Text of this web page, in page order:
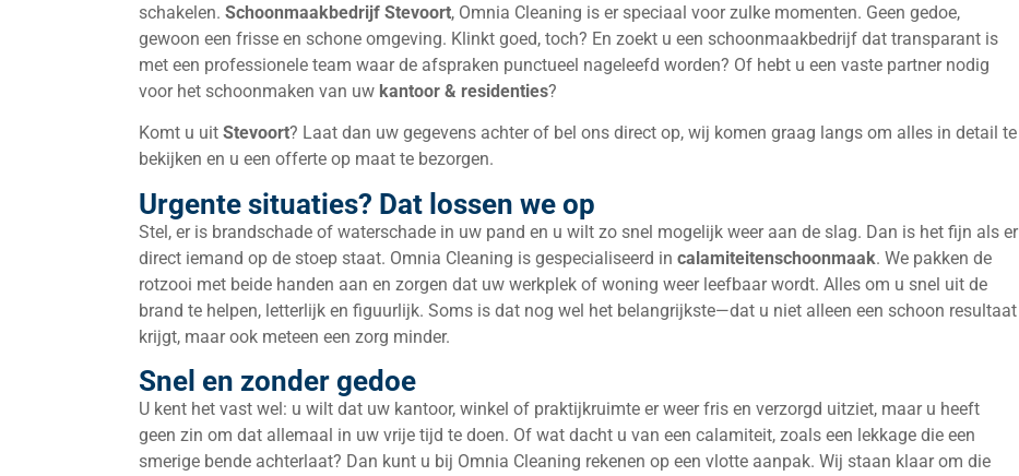
schakelen. Schoonmaakbedrijf Stevoort, Omnia Cleaning is er speciaal voor zulke momenten. Geen gedoe,
gewoon een frisse en schone omgeving. Klinkt goed, toch? En zoekt u een schoonmaakbedrijf dat transparant is
met een professionele team waar de afspraken punctueel nageleefd worden? Of hebt u een vaste partner nodig
voor het schoonmaken van uw kantoor & residenties?
Komt u uit Stevoort? Laat dan uw gegevens achter of bel ons direct op, wij komen graag langs om alles in detail te
bekijken en u een offerte op maat te bezorgen.
Urgente situaties? Dat lossen we op
Stel, er is brandschade of waterschade in uw pand en u wilt zo snel mogelijk weer aan de slag. Dan is het fijn als er
direct iemand op de stoep staat. Omnia Cleaning is gespecialiseerd in calamiteitenschoonmaak. We pakken de
rotzooi met beide handen aan en zorgen dat uw werkplek of woning weer leefbaar wordt. Alles om u snel uit de
brand te helpen, letterlijk en figuurlijk. Soms is dat nog wel het belangrijkste—dat u niet alleen een schoon resultaat
krijgt, maar ook meteen een zorg minder.
Snel en zonder gedoe
U kent het vast wel: u wilt dat uw kantoor, winkel of praktijkruimte er weer fris en verzorgd uitziet, maar u heeft
geen zin om dat allemaal in uw vrije tijd te doen. Of wat dacht u van een calamiteit, zoals een lekkage die een
smerige bende achterlaat? Dan kunt u bij Omnia Cleaning rekenen op een vlotte aanpak. Wij staan klaar om die